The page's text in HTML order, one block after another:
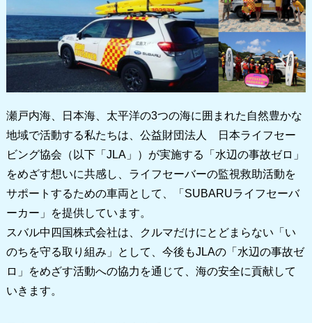
瀬戸内海、日本海、太平洋の3つの海に囲まれた自然豊かな
地域で活動する私たちは、公益財団法人 日本ライフセー
ビング協会（以下「JLA」）が実施する「水辺の事故ゼロ」
をめざす想いに共感し、ライフセーバーの監視救助活動を
サポートするための車両として、「SUBARUライフセーバ
ーカー」を提供しています。
スバル中四国株式会社は、クルマだけにとどまらない「い
のちを守る取り組み」として、今後もJLAの「水辺の事故ゼ
ロ」をめざす活動への協力を通じて、海の安全に貢献して
いきます。